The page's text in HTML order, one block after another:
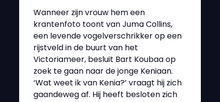
Wanneer zijn vrouw hem een
krantenfoto toont van Juma Collins,
een levende vogelverschrikker op een
rijstveld in de buurt van het
Victoriameer, besluit Bart Koubaa op
zoek te gaan naar de jonge Keniaan.
‘Wat weet ik van Kenia?’ vraagt hij zich
gaandeweg af. Hij heeft besloten zich